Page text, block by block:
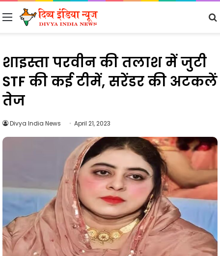
Menu
शाइस्ता परवीन की तलाश में जुटी
STF की कई टीमें, सरेंडर की अटकलें
तेज
Divya India News April 21, 2023